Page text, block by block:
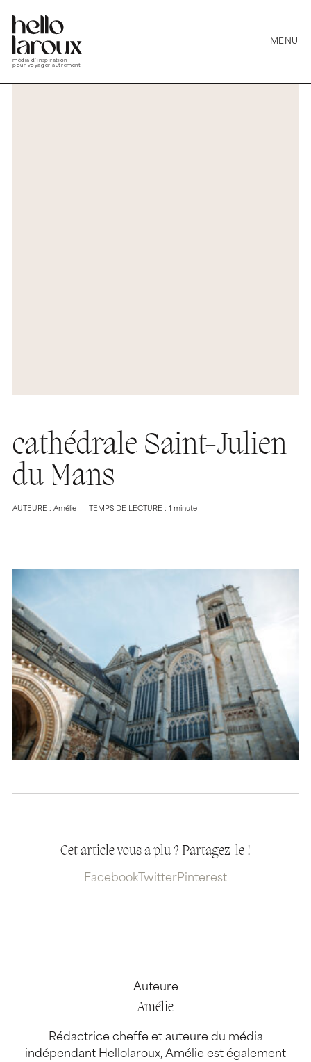
média d’inspiration
pour voyager autrement
MENU
cathédrale Saint-Julien
du Mans
AUTEURE : Amélie TEMPS DE LECTURE : 1 minute
Cet article vous a plu ? Partagez-le !
Facebook TwitterPinterest
Auteure
Amélie
Rédactrice cheffe et auteure du média
indépendant Hellolaroux, Amélie est également